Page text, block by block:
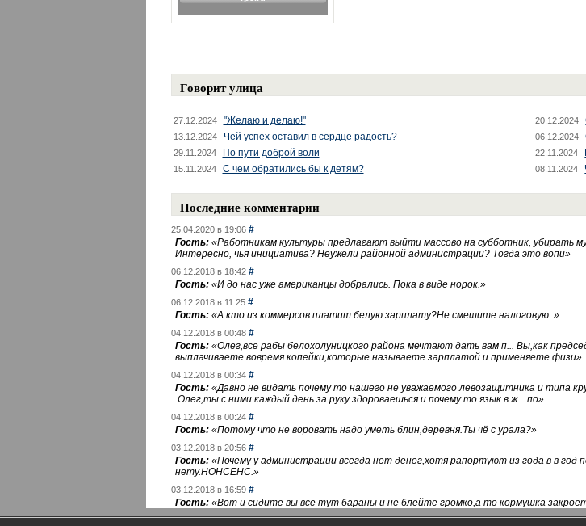
Говорит улица
27.12.2024 "Желаю и делаю!" 20.12.2024
13.12.2024 Чей успех оставил в сердце радость? 06.12.2024
29.11.2024 По пути доброй воли 22.11.2024
15.11.2024 С чем обратились бы к детям? 08.11.2024
Последние комментарии
25.04.2020 в 19:06 #
Гость: «Работникам культуры предлагают выйти массово на субботник, убирать
Интересно, чья инициатива? Неужели районной администрации? Тогда это вопи»
06.12.2018 в 18:42 #
Гость: «И до нас уже американцы добрались. Пока в виде норок.»
06.12.2018 в 11:25 #
Гость: «А кто из коммерсов платит белую зарплату?Не смешите налоговую. »
04.12.2018 в 00:48 #
Гость: «Олег,все рабы белохолуницкого района мечтают дать вам п... Вы,как
выплачиваете вовремя копейки,которые называете зарплатой и применяете физи»
04.12.2018 в 00:34 #
Гость: «Давно не видать почему то нашего не уважаемого левозащитника и
.Олег,ты с ними каждый день за руку здороваешься и почему то язык в ж... по»
04.12.2018 в 00:24 #
Гость: «Потому что не воровать надо уметь блин,деревня.Ты чё с урала?»
03.12.2018 в 20:56 #
Гость: «Почему у администрации всегда нет денег,хотя рапортуют из года в в год
нету.НОНСЕНС.»
03.12.2018 в 16:59 #
Гость: «Вот и сидите вы все тут бараны и не блейте громко,а то кормушка